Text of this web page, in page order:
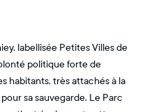
labellisée Petites Villes de
politique forte de
habitants, très attachés à la
sa sauvegarde. Le Parc